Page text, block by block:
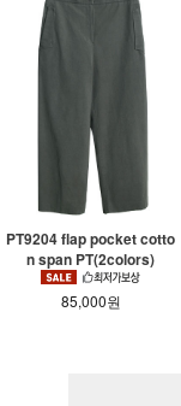
PT9204 flap pocket cotto
n span PT(2colors)
85,000원